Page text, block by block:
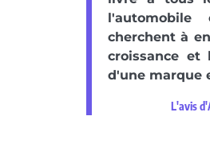
cherchent à
croissance et
d'une marque
L'avis